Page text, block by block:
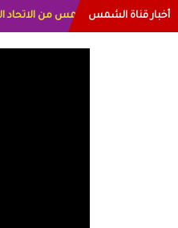
أخبار قناة الشمس